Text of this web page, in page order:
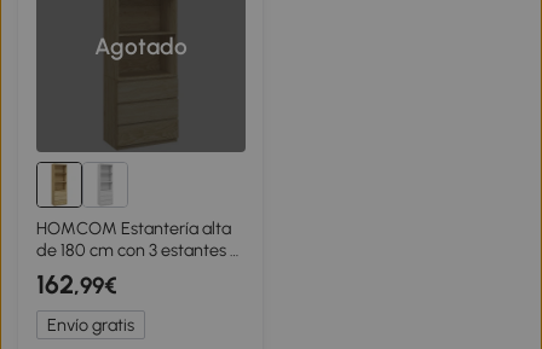
Agotado
HOMCOM Estantería alta
de 180 cm con 3 estantes y
3 cajones 60x35x180 cm
Paneles de Partículas
efecto madera
162,99€
Envío gratis